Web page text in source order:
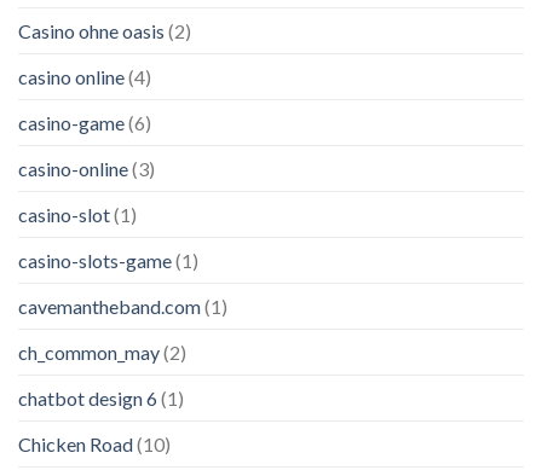
Casino ohne oasis (2)
casino online(4)
casino-game(6)
casino-online(3)
casino-slot(1)
casino-slots-game(1)
cavemantheband.com(1)
ch_common_may(2)
chatbot design 6(1)
Chicken Road(10)